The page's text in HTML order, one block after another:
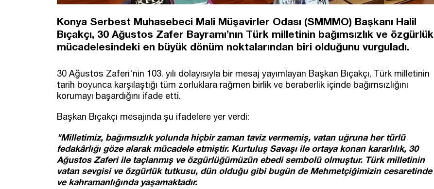
Konya Serbest Muhasebeci Mali Müşavirler Odası (SMMMO) Başkanı Halil
Bıçakçı, 30 Ağustos Zafer Bayramı’nın Türk milletinin bağımsızlık ve özgürlük
mücadelesindeki en büyük dönüm noktalarından biri olduğunu vurguladı.
30 Ağustos Zaferi'nin 103. yılı dolayısıyla bir mesaj yayımlayan Başkan Bıçakçı, Türk milletinin
tarih boyunca karşılaştığı tüm zorluklara rağmen birlik ve beraberlik içinde bağımsızlığını
korumayı başardığını ifade etti.
Başkan Bıçakçı mesajında şu ifadelere yer verdi:
"Milletimiz, bağımsızlık yolunda hiçbir zaman taviz vermemiş, vatan uğruna her türlü
fedakârlığı göze alarak mücadele etmiştir. Kurtuluş Savaşı ile ortaya konan kararlılık, 30
Ağustos Zaferi ile taçlanmış ve özgürlüğümüzün ebedi sembolü olmuştur. Türk milletinin
vatan sevgisi ve özgürlük tutkusu, dün olduğu gibi bugün de Mehmetçiğimizin cesaretinde
ve kahramanlığında yaşamaktadır.